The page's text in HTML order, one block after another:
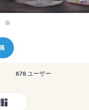
878 ユーザー